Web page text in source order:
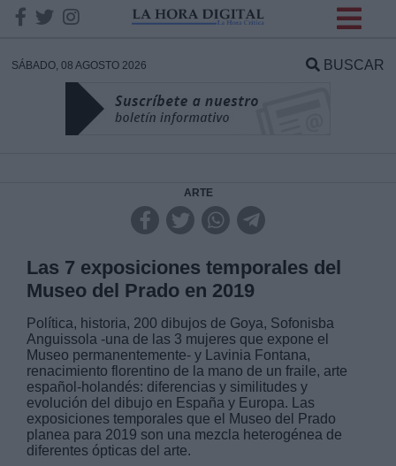
SÁBADO, 08 AGOSTO 2026 BUSCAR
ARTE
Las 7 exposiciones temporales del
Museo del Prado en 2019
Política, historia, 200 dibujos de Goya, Sofonisba
Anguissola -una de las 3 mujeres que expone el
Museo permanentemente- y Lavinia Fontana,
renacimiento florentino de la mano de un fraile, arte
español-holandés: diferencias y similitudes y
evolución del dibujo en España y Europa. Las
exposiciones temporales que el Museo del Prado
planea para 2019 son una mezcla heterogénea de
diferentes ópticas del arte.
DATOS
Responsable:
Legitimación:
Destinatarios: